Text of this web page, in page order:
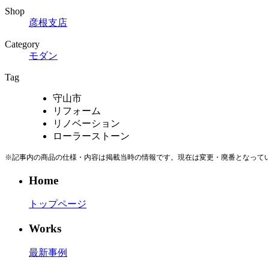
Shop
彦根支店
Category
モダン
Tag
守山市
リフォーム
リノベーション
ローラーストーン
※記事内の商品の仕様・内容は掲載当時の情報です。現在は変更・廃番となって
Home
トップページ
Works
最新事例